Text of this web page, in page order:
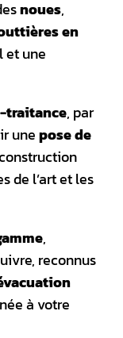
noues,
en
et une
traitance, par
unepose de
de l’art et les
,
reconnus
à votre